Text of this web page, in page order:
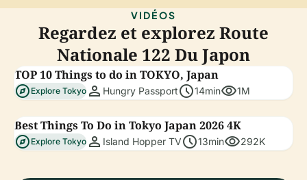
VIDÉOS
Regardez et explorez Route
Nationale 122 Du Japon
TOP 10 Things to do in TOKYO, Japan
explore Explore Tokyo person Hungry Passportschedule14minvisibility1M
Best Things To Do in Tokyo Japan 2026 4K
explore Explore Tokyo person Island Hopper TVschedule13minvisibility292K